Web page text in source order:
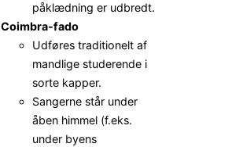
påklædning er udbredt.
Coimbra-fado
Udføres traditionelt af
mandlige studerende i
sorte kapper.
Sangerne står under
åben himmel (f.eks.
under byens